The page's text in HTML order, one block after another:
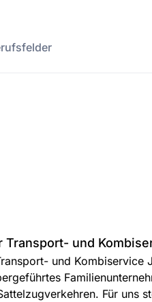
Transport- und
und Kombiservice
Für uns